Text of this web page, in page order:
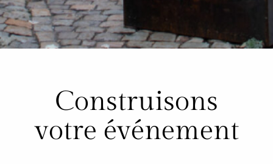
Construisons
votre événement